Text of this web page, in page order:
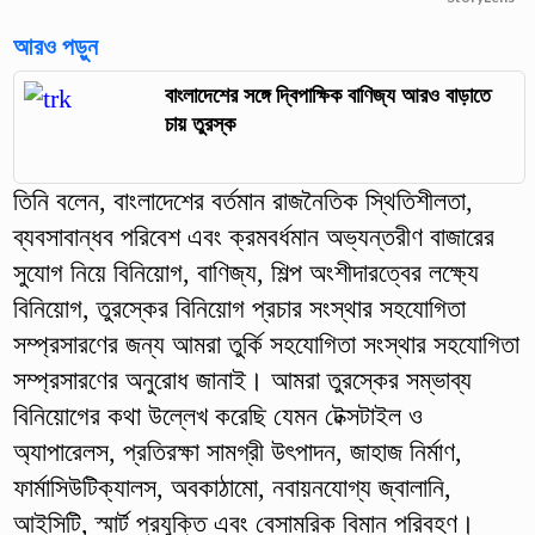
আরও পড়ুন
বাংলাদেশের সঙ্গে দ্বিপাক্ষিক বাণিজ্য আরও বাড়াতে
চায় তুরস্ক
তিনি বলেন, বাংলাদেশের বর্তমান রাজনৈতিক স্থিতিশীলতা,
ব্যবসাবান্ধব পরিবেশ এবং ক্রমবর্ধমান অভ্যন্তরীণ বাজারের
সুযোগ নিয়ে বিনিয়োগ, বাণিজ্য, শিল্প অংশীদারত্বের লক্ষ্যে
বিনিয়োগ, তুরস্কের বিনিয়োগ প্রচার সংস্থার সহযোগিতা
সম্প্রসারণের জন্য আমরা তুর্কি সহযোগিতা সংস্থার সহযোগিতা
সম্প্রসারণের অনুরোধ জানাই। আমরা তুরস্কের সম্ভাব্য
বিনিয়োগের কথা উল্লেখ করেছি যেমন টেক্সটাইল ও
অ্যাপারেলস, প্রতিরক্ষা সামগ্রী উৎপাদন, জাহাজ নির্মাণ,
ফার্মাসিউটিক্যালস, অবকাঠামো, নবায়নযোগ্য জ্বালানি,
আইসিটি, স্মার্ট প্রযুক্তি এবং বেসামরিক বিমান পরিবহণ।